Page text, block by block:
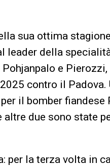
sua ottima
leader della
e
contro il Padova.
il bomber fiandese
due sono state
per la terza volta in